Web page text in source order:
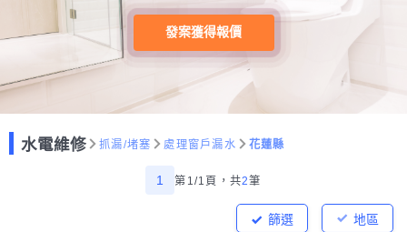
發案獲得報價
水電維修 抓漏/堵塞 處理窗戶漏水 花蓮縣
1 第1/1頁， 共2筆
地區
篩選